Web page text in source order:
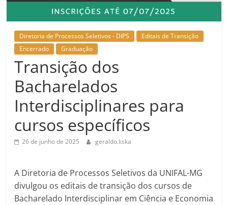
Diretoria de Processos Seletivos - DIPS
Editais de Transição
Encerrado
Graduação
Transição dos
Bacharelados
Interdisciplinares para
cursos específicos
26 de junho de 2025 geraldo.liska
A Diretoria de Processos Seletivos da UNIFAL-MG
divulgou os editais de transição dos cursos de
Bacharelado Interdisciplinar em Ciência e Economia